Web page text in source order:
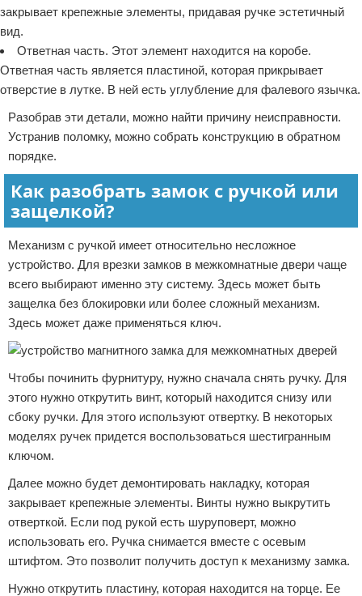
закрывает крепежные элементы, придавая ручке эстетичный
вид.
Ответная часть. Этот элемент находится на коробе.
Ответная часть является пластиной, которая прикрывает
отверстие в лутке. В ней есть углубление для фалевого язычка.
Разобрав эти детали, можно найти причину неисправности.
Устранив поломку, можно собрать конструкцию в обратном
порядке.
Как разобрать замок с ручкой или
защелкой?
Механизм с ручкой имеет относительно несложное
устройство. Для врезки замков в межкомнатные двери чаще
всего выбирают именно эту систему. Здесь может быть
защелка без блокировки или более сложный механизм.
Здесь может даже применяться ключ.
Чтобы починить фурнитуру, нужно сначала снять ручку. Для
этого нужно открутить винт, который находится снизу или
сбоку ручки. Для этого используют отвертку. В некоторых
моделях ручек придется воспользоваться шестигранным
ключом.
Далее можно будет демонтировать накладку, которая
закрывает крепежные элементы. Винты нужно выкрутить
отверткой. Если под рукой есть шуруповерт, можно
использовать его. Ручка снимается вместе с осевым
штифтом. Это позволит получить доступ к механизму замка.
Нужно открутить пластину, которая находится на торце. Ее